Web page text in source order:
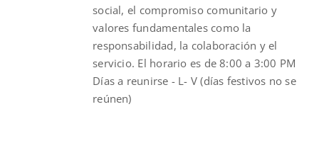
social, el compromiso comunitario y
valores fundamentales como la
responsabilidad, la colaboración y el
servicio. El horario es de 8:00 a 3:00 PM
Días a reunirse - L- V (días festivos no se
reúnen)